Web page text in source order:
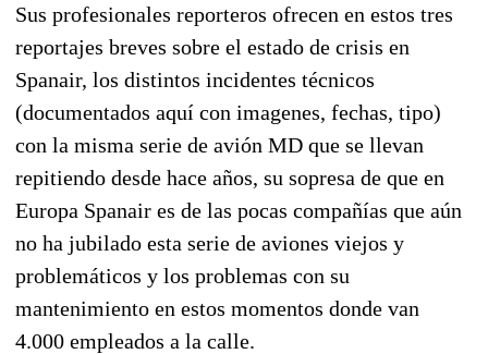
Sus profesionales reporteros ofrecen en estos tres
reportajes breves sobre el estado de crisis en
Spanair, los distintos incidentes técnicos
(documentados aquí con imagenes, fechas, tipo)
con la misma serie de avión MD que se llevan
repitiendo desde hace años, su sopresa de que en
Europa Spanair es de las pocas compañías que aún
no ha jubilado esta serie de aviones viejos y
problemáticos y los problemas con su
mantenimiento en estos momentos donde van
4.000 empleados a la calle.